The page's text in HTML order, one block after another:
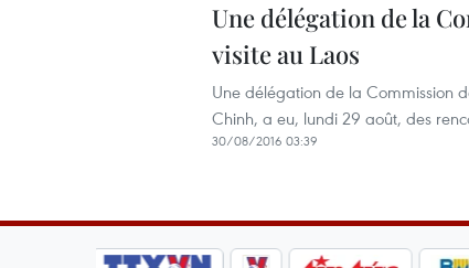
Une délégation de la
visite au Laos
Une délégation de la Commission
Chinh, a eu, lundi 29 août, des
30/08/2016 03:39